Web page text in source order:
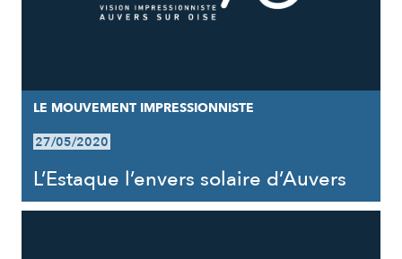
LE MOUVEMENT IMPRESSIONNISTE
27/05/2020
L’Estaque l’envers solaire d’Auvers